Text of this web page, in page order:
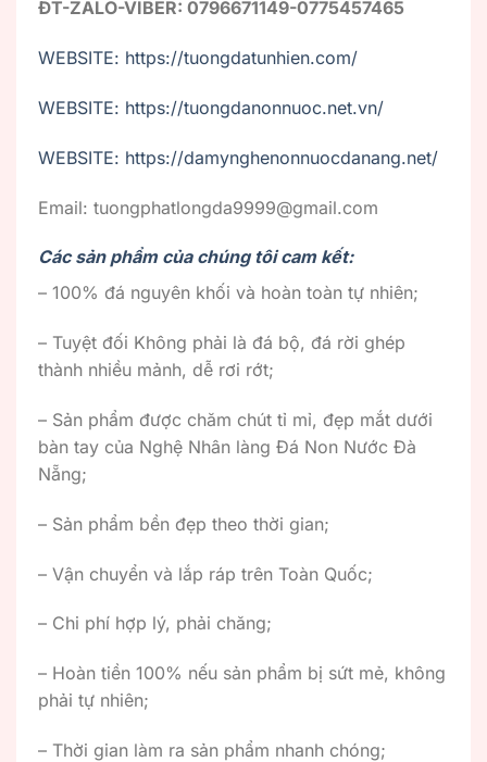
ĐT-ZALO-VIBER: 0796671149-0775457465
WEBSITE: https://tuongdatunhien.com/
WEBSITE: https://tuongdanonnuoc.net.vn/
WEBSITE: https://damynghenonnuocdanang.net/
Email: tuongphatlongda9999@gmail.com
Các sản phẩm của chúng tôi cam kết:
– 100% đá nguyên khối và hoàn toàn tự nhiên;
– Tuyệt đối Không phải là đá bộ, đá rời ghép
thành nhiều mảnh, dễ rơi rớt;
– Sản phẩm được chăm chút tỉ mỉ, đẹp mắt dưới
bàn tay của Nghệ Nhân làng Đá Non Nước Đà
Nẵng;
– Sản phẩm bền đẹp theo thời gian;
– Vận chuyển và lắp ráp trên Toàn Quốc;
– Chi phí hợp lý, phải chăng;
– Hoàn tiền 100% nếu sản phẩm bị sứt mẻ, không
phải tự nhiên;
– Thời gian làm ra sản phẩm nhanh chóng;